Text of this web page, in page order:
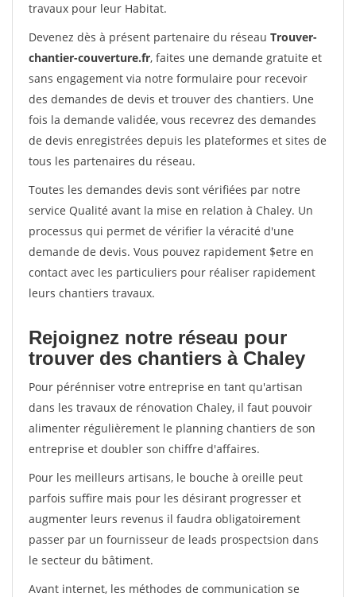
travaux pour leur Habitat.
Devenez dès à présent partenaire du réseau Trouver-
chantier-couverture.fr, faites une demande gratuite et
sans engagement via notre formulaire pour recevoir
des demandes de devis et trouver des chantiers. Une
fois la demande validée, vous recevrez des demandes
de devis enregistrées depuis les plateformes et sites de
tous les partenaires du réseau.
Toutes les demandes devis sont vérifiées par notre
service Qualité avant la mise en relation à Chaley. Un
processus qui permet de vérifier la véracité d'une
demande de devis. Vous pouvez rapidement $etre en
contact avec les particuliers pour réaliser rapidement
leurs chantiers travaux.
Rejoignez notre réseau pour
trouver des chantiers à Chaley
Pour pérénniser votre entreprise en tant qu'artisan
dans les travaux de rénovation Chaley, il faut pouvoir
alimenter régulièrement le planning chantiers de son
entreprise et doubler son chiffre d'affaires.
Pour les meilleurs artisans, le bouche à oreille peut
parfois suffire mais pour les désirant progresser et
augmenter leurs revenus il faudra obligatoirement
passer par un fournisseur de leads prospectsion dans
le secteur du bâtiment.
Avant internet, les méthodes de communication se